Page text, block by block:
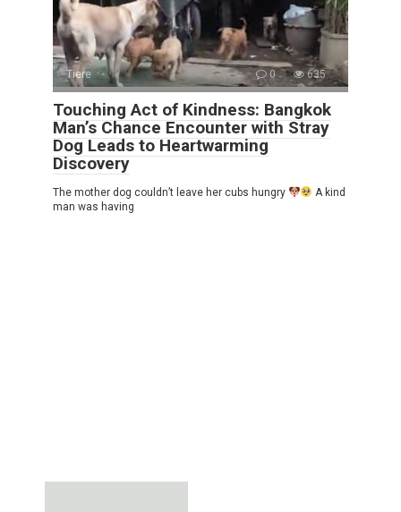
Tiere 0 635
Touching Act of Kindness: Bangkok
Man’s Chance Encounter with Stray
Dog Leads to Heartwarming
Discovery
The mother dog couldn’t leave her cubs hungry
A kind
man was having